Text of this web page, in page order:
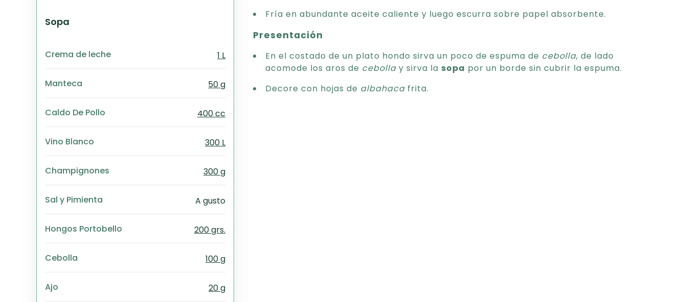
Sopa
Crema de leche 1 L
Manteca 50 g
Caldo De Pollo 400 cc
Vino Blanco 300 L
Champignones 300 g
Sal y Pimienta A gusto
Hongos Portobello 200 grs.
Cebolla 100 g
Ajo 20 g
Fría en abundante aceite caliente y luego escurra sobre papel absorbente.
Presentación
En el costado de un plato hondo sirva un poco de espuma de cebolla, de lado
acomode los aros de cebolla y sirva la sopa por un borde sin cubrir la espuma.
Decore con hojas de albahaca frita.